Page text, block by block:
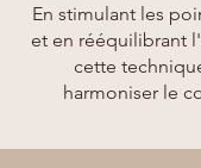
En stimulant les
et en rééquilibrant
cette
harmoniser le